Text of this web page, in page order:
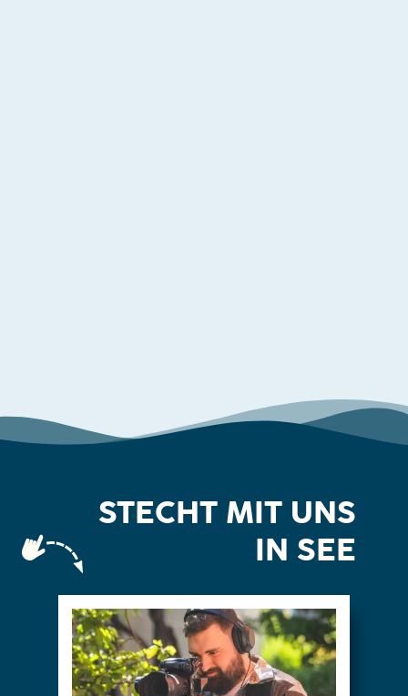
STECHT MIT UNS
IN SEE
Mehr dazu